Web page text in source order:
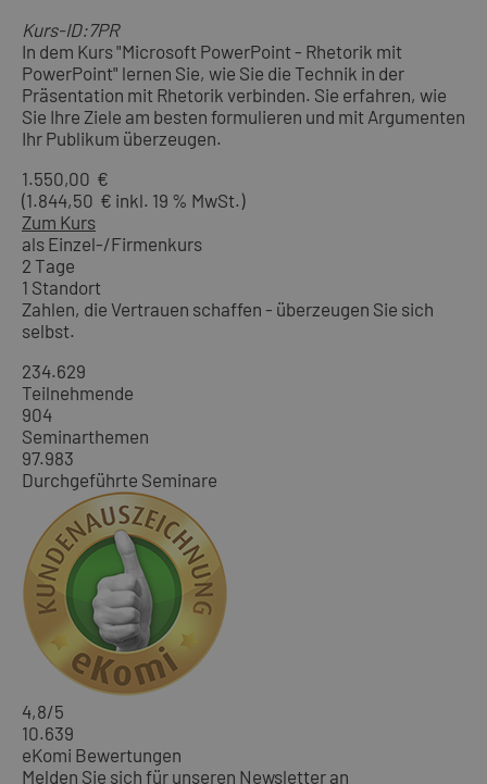
Kurs-ID:7PR
In dem Kurs "Microsoft PowerPoint - Rhetorik mit
PowerPoint" lernen Sie, wie Sie die Technik in der
Präsentation mit Rhetorik verbinden. Sie erfahren, wie
Sie Ihre Ziele am besten formulieren und mit Argumenten
Ihr Publikum überzeugen.
1.550,00 €
(1.844,50 € inkl. 19 % MwSt.)
Zum Kurs
als Einzel-/Firmenkurs
2 Tage
1 Standort
Zahlen, die Vertrauen schaffen - überzeugen Sie sich
selbst.
234.629
Teilnehmende
904
Seminarthemen
97.983
Durchgeführte Seminare
4,8/5
10.639
eKomi Bewertungen
Melden Sie sich für unseren Newsletter an